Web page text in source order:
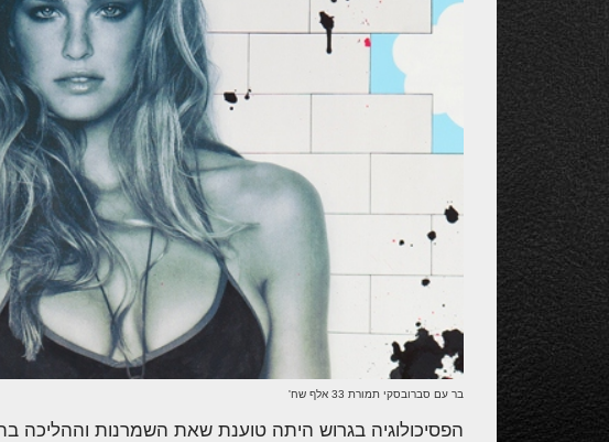
בר עם סברובסקי תמורת 33 אלף שח'
הפסיכולוגיה בגרוש היתה טוענת שאת השמרנות וההליכה